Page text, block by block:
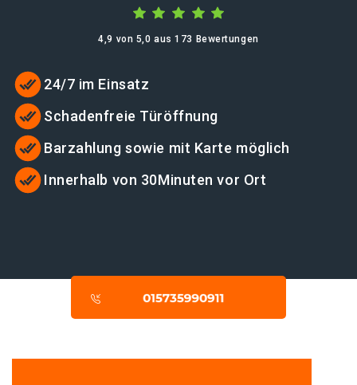
4,9 von 5,0 aus 173 Bewertungen
24/7 im Einsatz
Schadenfreie Türöffnung
Barzahlung sowie mit Karte möglich
Innerhalb von 30Minuten vor Ort